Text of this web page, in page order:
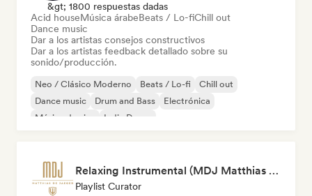
&gt; 1800 respuestas dadas
Acid houseMúsica árabeBeats / Lo-fiChill out
Dance music
Dar a los artistas consejos constructivos
Dar a los artistas feedback detallado sobre su
sonido/producción.
Neo / Clásico Moderno Beats / Lo-fi
Chill out
Dance music
Drum and Bass
Electrónica
Música de cine
Indie Dance
Relaxing Instrumental (MDJ Matthias De Jaeger)
Playlist Curator